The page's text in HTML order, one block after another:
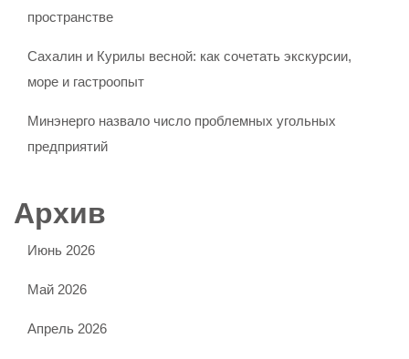
пространстве
Сахалин и Курилы весной: как сочетать экскурсии,
море и гастроопыт
Минэнерго назвало число проблемных угольных
предприятий
Архив
Июнь 2026
Май 2026
Апрель 2026